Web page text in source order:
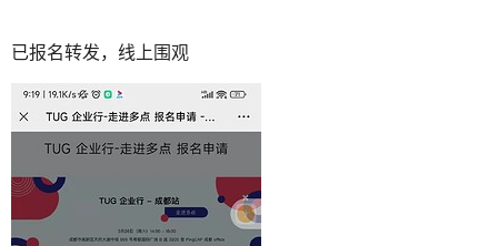
已报名转发，线上围观